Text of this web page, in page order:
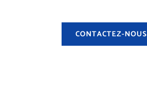
CONTACTEZ-NOUS